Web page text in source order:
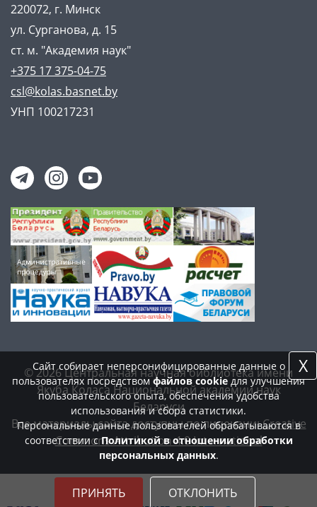
220072, г. Минск
ул. Сурганова, д. 15
ст. м. "Академия наук"
+375 17 375-04-75
csl@kolas.basnet.by
УНП 100217231
© 2026 Центральная научная библиотека имени
Якуба Коласа Национальной академии наук
Беларуси
Все материалы сайта доступны по лицензии:Creative
Commons Attribution 4.0 International
Сайт собирает неперсонифицированные данные о
пользователях посредствомфайлов cookieдля улучшения
пользовательского опыта, обеспечения удобства
использования и сбора статистики.
Персональные данные пользователей обрабатываются в
соответствии сПолитикой в отношении обработки
персональных данных.
ПРИНЯТЬ ОТКЛОНИТЬ
X